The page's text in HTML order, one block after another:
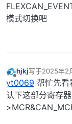
模式切换吧
离线
hjkj写于2025年2
最后由 hjkj
yt0069 帮忙先看
认下这部分寄存